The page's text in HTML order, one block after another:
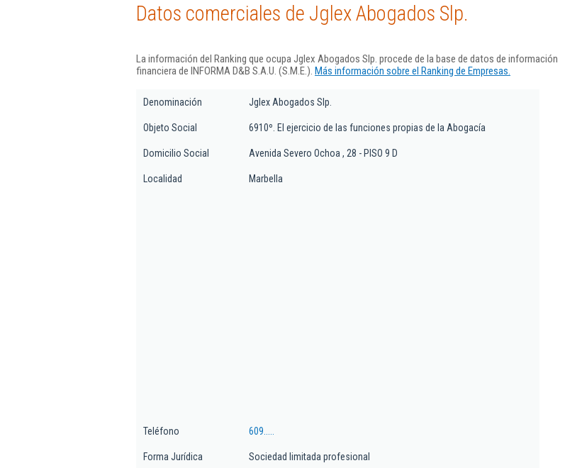
Datos comerciales de Jglex Abogados Slp.
La información del Ranking que ocupa Jglex Abogados Slp. procede de la base de datos de información
financiera de INFORMA D&B S.A.U. (S.M.E.). Más información sobre el Ranking de Empresas.
Denominación Jglex Abogados Slp.
Objeto Social 6910º. El ejercicio de las funciones propias de la Abogacía
Domicilio Social Avenida Severo Ochoa , 28 - PISO 9 D
Localidad Marbella
Teléfono 609.....
Forma Jurídica Sociedad limitada profesional